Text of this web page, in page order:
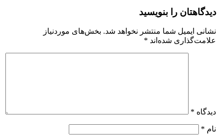
دیدگاهتان را بنویسید
نشانی ایمیل شما منتشر نخواهد شد. بخش‌های موردنیاز
علامت‌گذاری شده‌اند *
دیدگاه *
نام *